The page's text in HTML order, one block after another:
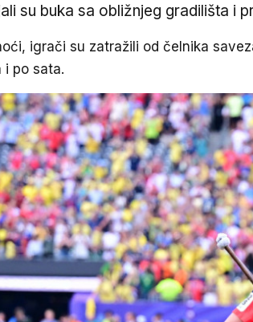
su buka sa obližnjeg gradilišta i
igrači su zatražili od čelnika
i po sata.